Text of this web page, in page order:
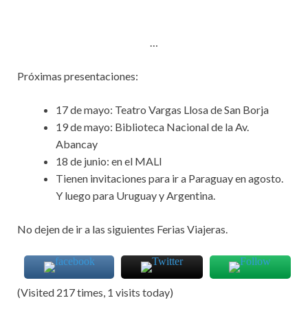
…
Próximas presentaciones:
17 de mayo: Teatro Vargas Llosa de San Borja
19 de mayo: Biblioteca Nacional de la Av.
Abancay
18 de junio: en el MALI
Tienen invitaciones para ir a Paraguay en agosto.
Y luego para Uruguay y Argentina.
No dejen de ir a las siguientes Ferias Viajeras.
(Visited 217 times, 1 visits today)